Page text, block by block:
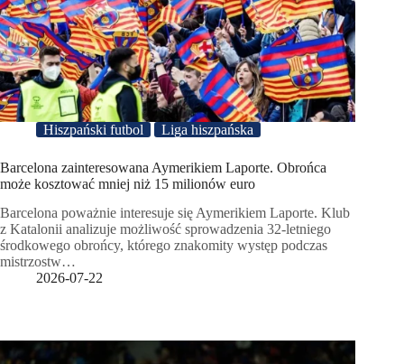
Hiszpański futbol Liga hiszpańska
Barcelona zainteresowana Aymerikiem Laporte. Obrońca
może kosztować mniej niż 15 milionów euro
Barcelona poważnie interesuje się Aymerikiem Laporte. Klub
z Katalonii analizuje możliwość sprowadzenia 32-letniego
środkowego obrońcy, którego znakomity występ podczas
mistrzostw…
2026-07-22